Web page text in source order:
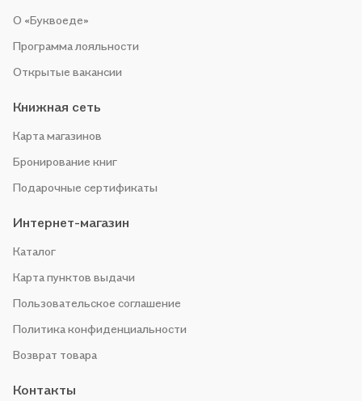
О «Буквоеде»
Программа лояльности
Открытые вакансии
Книжная сеть
Карта магазинов
Бронирование книг
Подарочные сертификаты
Интернет-магазин
Каталог
Карта пунктов выдачи
Пользовательское соглашение
Политика конфиденциальности
Возврат товара
Контакты